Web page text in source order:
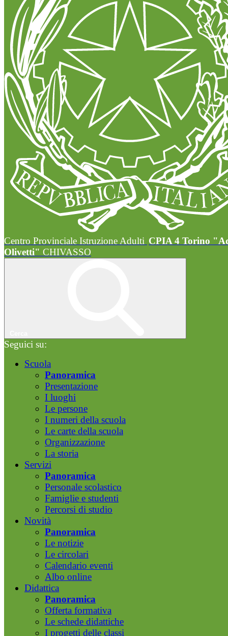
Centro Provinciale Istruzione Adulti CPIA 4 Torino
Olivetti" CHIVASSO
Seguici su:
Scuola
Panoramica
Presentazione
I luoghi
Le persone
I numeri della scuola
Le carte della scuola
Organizzazione
La storia
Servizi
Panoramica
Personale scolastico
Famiglie e studenti
Percorsi di studio
Novità
Panoramica
Le notizie
Le circolari
Calendario eventi
Albo online
Didattica
Panoramica
Offerta formativa
Le schede didattiche
I progetti delle classi